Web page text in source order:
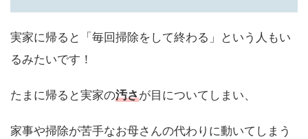
実家に帰ると「毎回掃除をして終わる」という人もい
るみたいです！
たまに帰ると実家の汚さが目についてしまい、
家事や掃除が苦手なお母さんの代わりに動いてしまう